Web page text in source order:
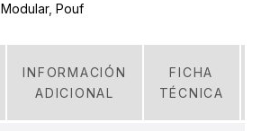
Modular, Pouf
INFORMACIÓN
ADICIONAL
FICHA
TÉCNICA